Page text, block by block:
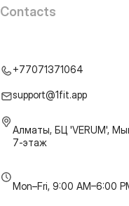
Contacts
+77071371064
support@1fit.app
Алматы, БЦ 'VERUM',
7-этаж
Mon–Fri, 9:00 AM–6:00